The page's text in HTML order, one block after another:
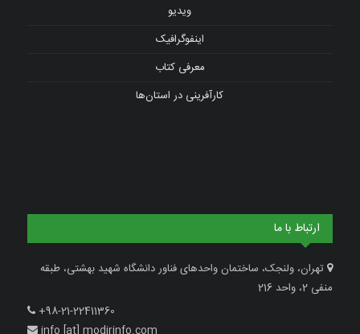
ویدیو
اینفوگرافیک
معرفی کتاب
کارآفرینی در استان‌ها
ارتباط با ما
تهران، ولنجک، ساختمان واحدهای فناور دانشگاه شهید بهشتی، طبقه
منفی 2، واحد 216
+98-21-22411360